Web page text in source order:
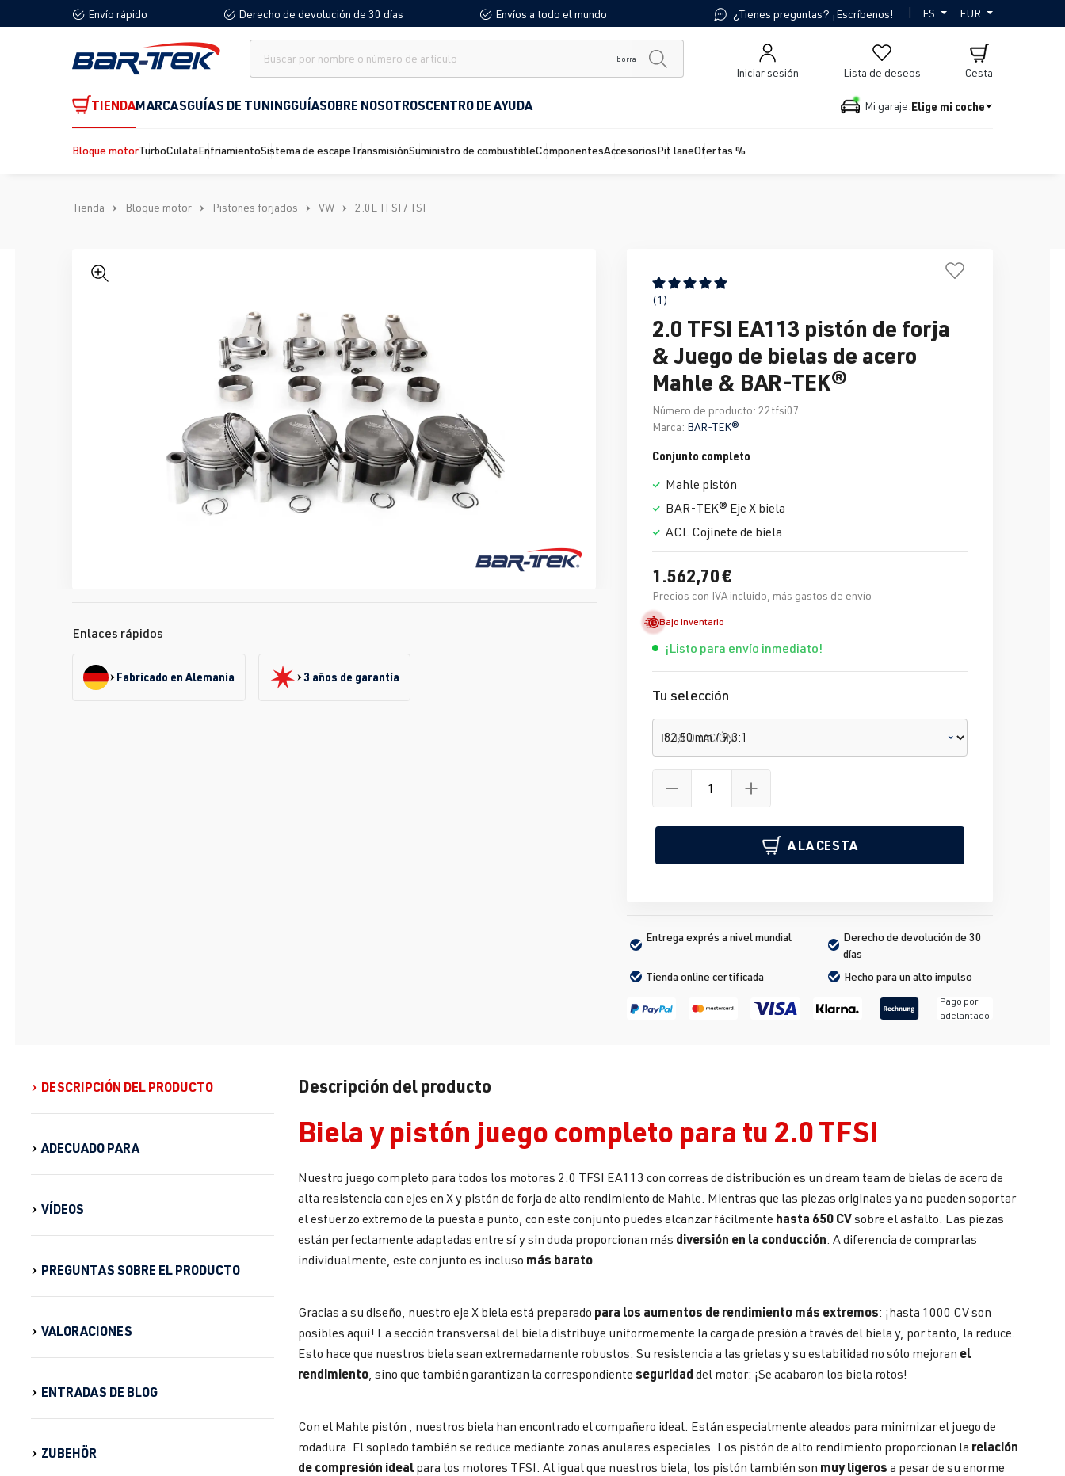
Saltar a la navegación principal
Envío rápido Derecho de devolución de 30 días Envíos a todo el mundo ¿Tienes preguntas? ¡Escríbenos! | ES EUR
borra
Lista de deseos
Iniciar sesión Cesta
TIENDAMARCASGUÍAS DE TUNINGGUÍASOBRE NOSOTROSCENTRO DE AYUDA Mi garaje:Elige mi coche
Bloque motorTurboCulataEnfriamientoSistema de escapeTransmisiónSuministro de combustibleComponentesAccesoriosPit laneOfertas %
Tienda Bloque motor Pistones forjados VW 2.0L TFSI / TSI
Enlaces rápidos
Fabricado en Alemania 3 años de garantía
Calificación promedio de 5 de 5 estrellas
(1)
2.0 TFSI EA113 pistón de forja
& Juego de bielas de acero
Mahle & BAR-TEK®
Número de producto: 22tfsi07
Marca: BAR-TEK®
Conjunto completo
Mahle pistón
BAR-TEK® Eje X biela
ACL Cojinete de biela
1.562,70 €
Precios con IVA incluido, más gastos de envío
Bajo inventario
¡Listo para envío inmediato!
Tu selección
PERFORACIÓN
A LA CESTA
Entrega exprés a nivel mundial
Derecho de devolución de 30
días
Tienda online certificada
Hecho para un alto impulso
Pago por
adelantado
DESCRIPCIÓN DEL PRODUCTO
ADECUADO PARA
VÍDEOS
PREGUNTAS SOBRE EL PRODUCTO
VALORACIONES
ENTRADAS DE BLOG
ZUBEHÖR
Descripción del producto
Biela y pistón juego completo para tu 2.0 TFSI
Nuestro juego completo para todos los motores 2.0 TFSI EA113 con correas de distribución es un dream team de bielas de acero de
alta resistencia con ejes en X y pistón de forja de alto rendimiento de Mahle. Mientras que las piezas originales ya no pueden soportar
el esfuerzo extremo de la puesta a punto, con este conjunto puedes alcanzar fácilmente hasta 650 CVsobre el asfalto. Las piezas
están perfectamente adaptadas entre sí y sin duda proporcionan más diversión en la conducción . A diferencia de comprarlas
individualmente, este conjunto es incluso más barato.
Gracias a su diseño, nuestro eje X biela está preparado para los aumentos de rendimiento más extremos: ¡hasta 1000 CV son
posibles aquí! La sección transversal del biela distribuye uniformemente la carga de presión a través del biela y, por tanto, la reduce.
Esto hace que nuestros biela sean extremadamente robustos. Su resistencia a las grietas y su estabilidad no sólo mejoran el
rendimiento, sino que también garantizan la correspondiente seguridad del motor: ¡Se acabaron los biela rotos!
Con el Mahle pistón , nuestros biela han encontrado el compañero ideal. Están especialmente aleados para minimizar el juego de
rodadura. El soplado también se reduce mediante zonas anulares especiales. Los pistón de alto rendimiento proporcionan la relación
de compresión idealpara los motores TFSI. Al igual que nuestros biela, los pistón también son muy ligeros a pesar de su enorme